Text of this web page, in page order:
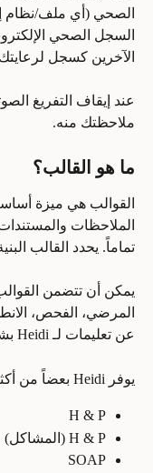
الصحي (أي ملف/نظام
السجل الصحي
الآخرين كسجل
عند إيقاف التفريغ
ملاحظتك منه.
ما هو القالب؟
الملاحظات
تماماً. يحدد القالب
يمكن أن تتضمن
المرضي، الفحص،
عن تعليمات لـ Heidi بشأن محتوى كل قسم.
يوفر Heidi بعضاً من أكثر قوالب الملاحظات استخداماً مثل:
H & P
H & P (المشاكل)
SOAP